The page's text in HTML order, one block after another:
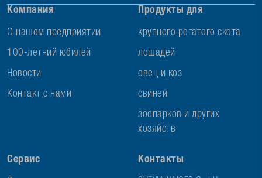
Компания
О нашем предприятии
100-летний юбилей
Новости
Контакт с нами
Продукты для
крупного рогатого скота
лошадей
овец и коз
свиней
зоопарков и других
хозяйств
Сервис Контакты